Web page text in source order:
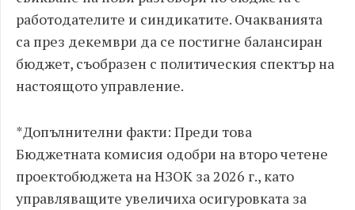
работодателите и синдикатите. Очакванията
са през декември да се постигне балансиран
бюджет, съобразен с политическия спектър на
настоящото управление.
*Допълнителни факти: Преди това
Бюджетната комисия одобри на второ четене
проектобюджета на НЗОК за 2026 г., като
управляващите увеличиха осигуровката за